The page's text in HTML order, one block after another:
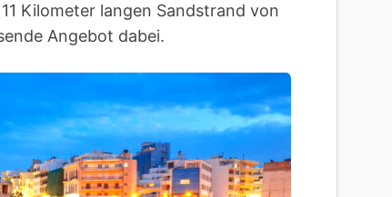
Kilometer langen Sandstrand von
Angebot dabei.